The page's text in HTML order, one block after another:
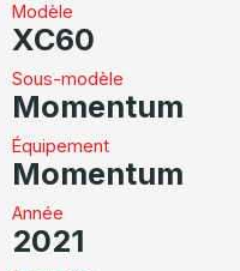
Modèle
XC60
Sous-modèle
Momentum
Équipement
Momentum
Année
2021